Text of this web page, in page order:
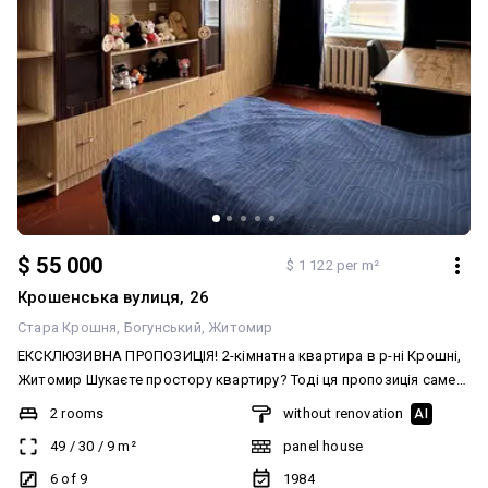
$ 55 000 $ 1 122 per m²
Крошенська вулиця, 26
Стара Крошня Богунський Житомир
ЕКСКЛЮЗИВНА ПРОПОЗИЦІЯ! 2-кімнатна квартира в р-ні Крошні,
Житомир Шукаєте простору квартиру? Тоді ця пропозиція саме
для вас! Район Крошні, м. Житомир Площа — 49 м² 6 поверх із 9
Панельний будинок Поліпшене планування Дві окремі просторі
кімнати Квартира утеплена Металопластикові вікна Засклений
балкон Гарний житловий стан Вбудовані меблі та побутова
2 rooms
49 / 30 / 9 m²
6 of 9
without renovation AI
panel house
1984